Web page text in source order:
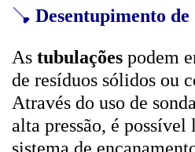
🪠 Desentupimento
As tubulações podem
de resíduos sólidos ou
Através do uso de
alta pressão, é